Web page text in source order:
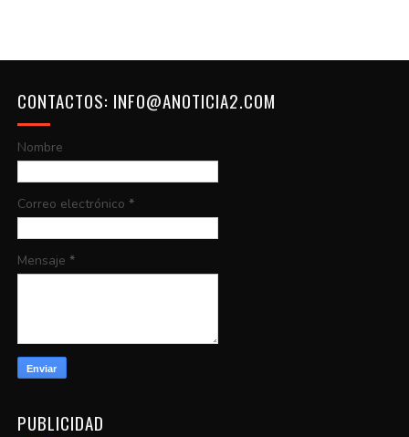
CONTACTOS: INFO@ANOTICIA2.COM
Nombre
Correo electrónico *
Mensaje *
PUBLICIDAD